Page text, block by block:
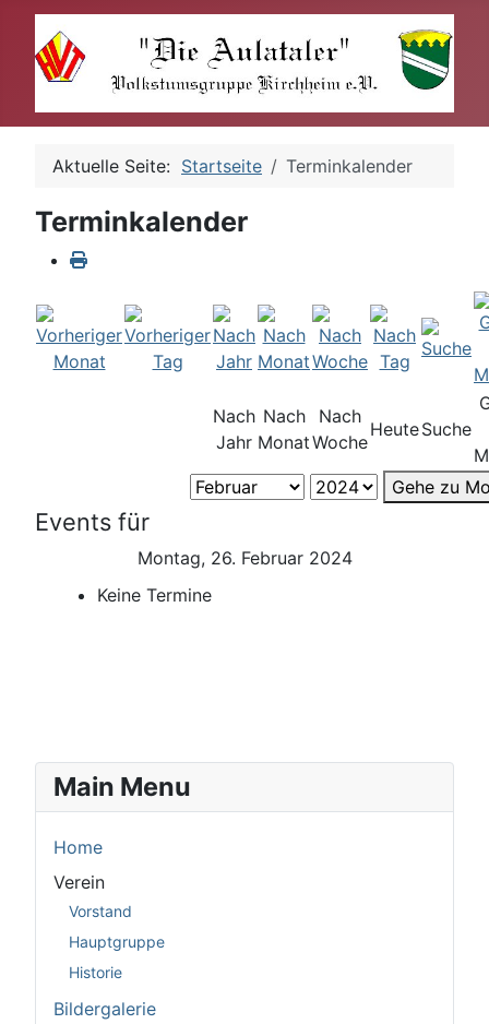
Aktuelle Seite: Startseite Terminkalender
Terminkalender
Nach
Jahr
Nach
Monat
Nach
Woche
HeuteSuche
Gehe zu
Events für
Montag, 26. Februar 2024
Keine Termine
Main Menu
Home
Verein
Vorstand
Hauptgruppe
Historie
Bildergalerie